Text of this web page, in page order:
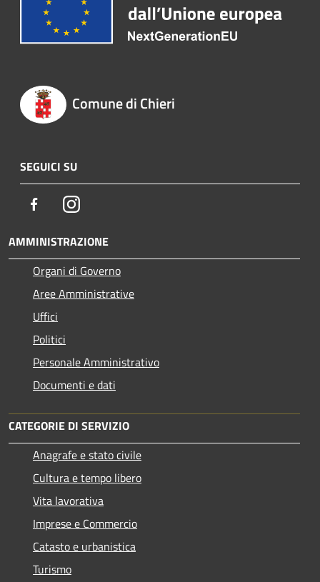
Comune di Chieri
SEGUICI SU
FacebookInstagram
AMMINISTRAZIONE
Organi di Governo
Aree Amministrative
Uffici
Politici
Personale Amministrativo
Documenti e dati
CATEGORIE DI SERVIZIO
Anagrafe e stato civile
Cultura e tempo libero
Vita lavorativa
Imprese e Commercio
Catasto e urbanistica
Turismo